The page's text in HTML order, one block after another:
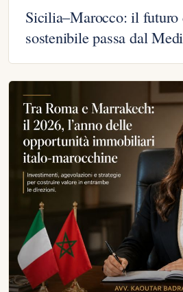
Sicilia–Marocco: il futuro
sostenibile passa dal